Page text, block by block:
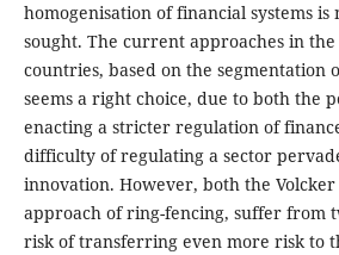
homogenisation of financial systems is
sought. The current approaches in the
countries, based on the segmentation
seems a right choice, due to both the
enacting a stricter regulation of
difficulty of regulating a sector
innovation. However, both the
approach of ring-fencing, suffer from
risk of transferring even more risk to